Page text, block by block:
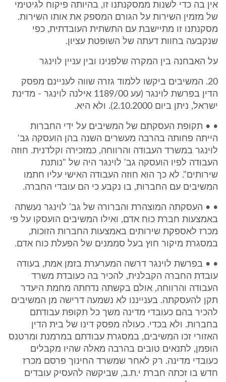
אין בה כדי לשנות ממסקנתנו זו, בהיותה פיקוח לגיטימי
של מזמין השירות על הגורם המספק את אותו השירות.
מסקנתנו זו מתיישבת עם התשתית העובדתית, כפי
שנקבעה בחוות דעתה של השופטת עציון.
על האבחנה בין המקרה שלפנינו ובין עניין לוינגר
20. המשיבים ביקשו ללמוד גזרה שווה לעניינם מפסק
הדין בפרשת לוינגר (עע 1189/00 אילנה לוינגר - מדינת
ישראל, ניתן ביום 2.10.2000). ולא היא.
• • תקופת העסקתם של המשיבים על ידי החברות
הייתה פחותה בהרבה מעשרים השנה בהן הועסקה גב'
לוינגר במשרד העבודה והרווחה, כמזכירה וקלדנית. חוזה
העבודה לפיו הועסקה גב' לוינגר היה של "נותנת
שירותים". לא כך הוא חוזה העבודה האישי עליו חתמו
המשיבים עם החברות, בו נקבע כי הם עובדי החברה.
• • העסקתה המוצהרת והברורה של גב' לוינגר נעשתה
באמצעות חברת כוח אדם, ואילו המשיבים הועסקו על פי
מכרז לאספקת שירותים באמצעות החברות הזוכות,
במסגרת מיקור חוץ בעל סממנים של הפעלת כוח אדם.
• • בפרשת לוינגר דרשה המערערת בזמן אמת, בעודה
עובדת החברה הקבלנית, להכיר בה כעובדת משרד
העבודה והרווחה, אולם בקשתה נדחתה מחמת היעדר
תקן להעסקתה. בענייננו לא נשמעה דרישה מן המשיבים
להכיר בהם כעובדי מדינה משך כל תקופת עבודתם
בחברות. ולא בכדי. כעולה מפסק דינו של בית הדין
האזורי זכו המשיבים, במסגרת עבודתם במרמנת ומרטנס
הופמן, לתנאים טובים בהרבה מאלה שהיו מקבלים
כעובדי מדינה. רק לאחר שמשרד החינוך פרסם מכרז
חדש בו זכתה חברת י.ת.ב, שביקשה להעסיק עובדים